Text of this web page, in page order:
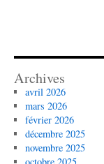
Archives
avril 2026
mars 2026
février 2026
décembre 2025
novembre 2025